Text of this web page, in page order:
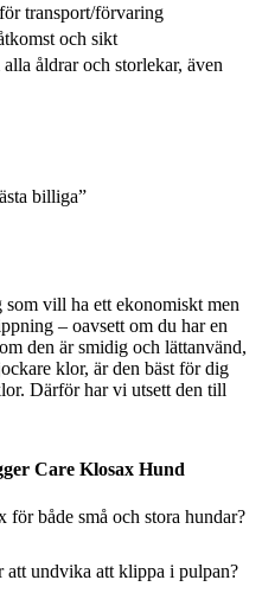
transport/förvaring
och sikt
åldrar och storlekar, även
billiga”
vill ha ett ekonomiskt men
– oavsett om du har en
den är smidig och lättanvänd,
klor, är den bäst för dig
Därför har vi utsett den till
Care Klosax Hund
både små och stora hundar?
att undvika att klippa i pulpan?